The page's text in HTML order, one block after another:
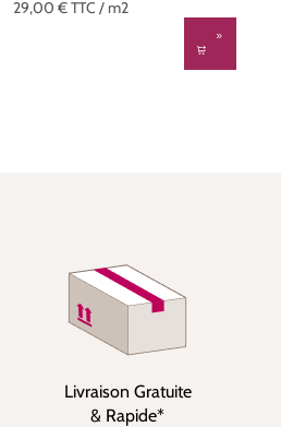
29,00 €TTC / m2
Livraison Gratuite
& Rapide*